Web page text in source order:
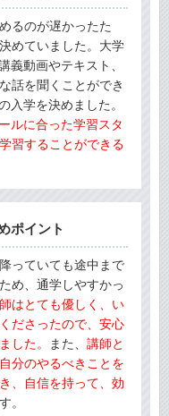
るのが遅かったた
めていました。大学
義動画やテキスト、
話を聞くことができ
入学を決めました。
ルに合った学習スタ
習することができる
ポイント
っていても途中まで
め、通学しやすかっ
はとても優しく、い
ださったので、安心
した。
また、 講師と
分のやるべきことを
、自信を持って、効
。